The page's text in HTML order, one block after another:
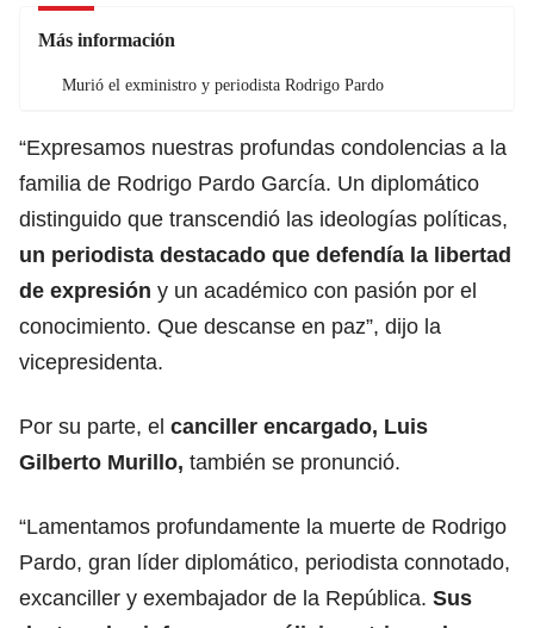
Más información
Murió el exministro y periodista Rodrigo Pardo
“Expresamos nuestras profundas condolencias a la
familia de Rodrigo Pardo García. Un diplomático
distinguido que transcendió las ideologías políticas,
un periodista destacado que defendía la libertad
de expresión y un académico con pasión por el
conocimiento. Que descanse en paz”, dijo la
vicepresidenta.
Por su parte, el canciller encargado, Luis
Gilberto Murillo, también se pronunció.
“Lamentamos profundamente la muerte de Rodrigo
Pardo, gran líder diplomático, periodista connotado,
excanciller y exembajador de la República. Sus